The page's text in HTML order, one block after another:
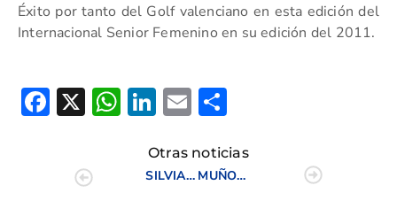
Éxito por tanto del Golf valenciano en esta edición del
Internacional Senior Femenino en su edición del 2011.
Facebook
X WhatsApp
LinkedIn
Email
Otras noticias
SILVIA BAÑÓN BRILLA EN MEIS AL LOGRAR EL TERCER PUESTO EN EL INTERNACIONAL DE ESPAÑA JUNIOR FEMENINO
MUÑOZ PEIRATS Y DASI MARTINEZ, VENCEN EN EL TORNEO GREENSOME SENIOR DE LA CV